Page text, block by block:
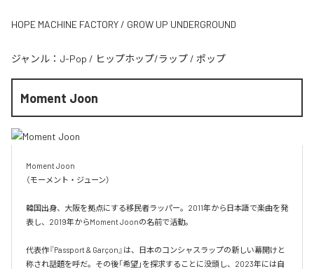
HOPE MACHINE FACTORY / GROW UP UNDERGROUND
ジャンル： J-Pop / ヒップホップ/ラップ / ポップ
Moment Joon
Moment Joon
（モーメント・ジューン）
韓国出身、大阪を拠点にする移民者ラッパー。2011年から日本語で楽曲を発
表し、2019年からMoment Joonの名前で活動。
代表作『Passport & Garçon』は、日本のコンシャスラップの新しい幕開けと
称され話題を呼だ。その後「希望」を探求することに没頭し、2023年には自